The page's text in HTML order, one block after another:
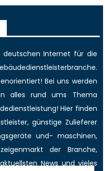
deutschen Internet für die
Bei uns werden
alles rund ums Thema
Hier finden
günstige Zulieferer
und- maschinen,
der Branche,
aktuellsten News und vieles